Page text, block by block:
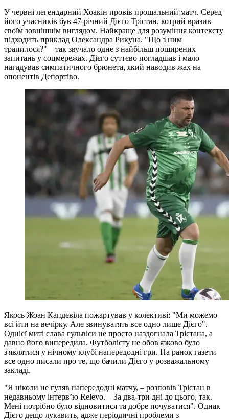
У червні легендарний Хоакін провів прощальний матч. Серед
його учасників був 47-річний Дієго Трістан, котрий вразив
своїм зовнішнім виглядом. Найкраще для розуміння контексту
підходить приклад Олександра Рикуна. "Що з ним
трапилося?" – так звучало одне з найбільш поширених
запитань у соцмережах. Дієго суттєво погладшав і мало
нагадував симпатичного брюнета, який наводив жах на
опонентів Депортіво.
Якось Жоан Капдевіла пожартував у колективі: "Ми можемо
всі йти на вечірку. Але звинуватять все одно лише Дієго".
Однієї миті слава гульвіси не просто наздогнала Трістана, а
давно його випередила. Футболісту не обов'язково було
з'являтися у нічному клубі напередодні гри. На ранок газети
все одно писали про те, що бачили Дієго у розважальному
закладі.
"Я ніколи не гуляв напередодні матчу, – розповів Трістан в
недавньому інтерв’ю Relevo. – За два-три дні до цього, так.
Мені потрібно було відновитися та добре почуватися". Однак
Дієго дещо лукавить, адже періодичні проблеми з